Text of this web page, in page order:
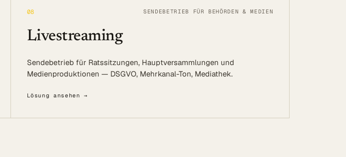
08 SENDEBETRIEB FÜR BEHÖRDEN & MEDIEN
Livestreaming
Sendebetrieb für Ratssitzungen, Hauptversammlungen und
Medienproduktionen — DSGVO, Mehrkanal-Ton, Mediathek.
Lösung ansehen →